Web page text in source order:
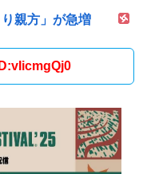
親方」が急増
ID:vIicmgQj0